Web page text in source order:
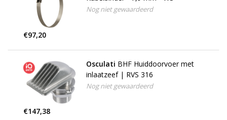
Nog niet gewaardeerd
€97,20
Osculati BHF Huiddoorvoer met
inlaatzeef | RVS 316
Nog niet gewaardeerd
€147,38